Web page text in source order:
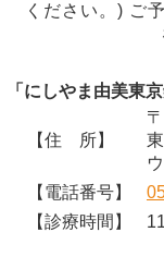
ください。) ご
「にしやま由美東
【住 所】
【電話番号】
【診療時間】